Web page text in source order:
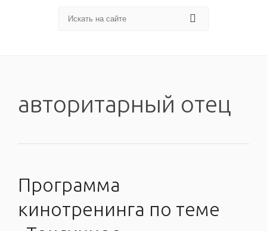
авторитарный отец
Программа
кинотренинга по теме